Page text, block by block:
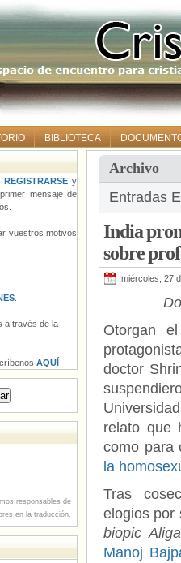
BIBLIOTECA
Archivo
Entradas
India
sobre
miércoles, 27
Otorgan
doctor
relato que
como para
la
Tras
elogios por
biopic
Manoj
REGISTRARSEy
mensaje de
vuestros motivos
a través de la
AQUÍ
responsables de
en la traducción.